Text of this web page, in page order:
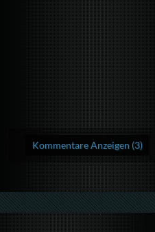
Kommentare Anzeigen (3)